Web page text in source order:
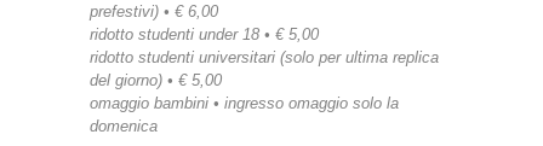
prefestivi) • € 6,00
ridotto studenti under 18 • € 5,00
ridotto studenti universitari (solo per ultima replica
del giorno) • € 5,00
omaggio bambini • ingresso omaggio solo la
domenica